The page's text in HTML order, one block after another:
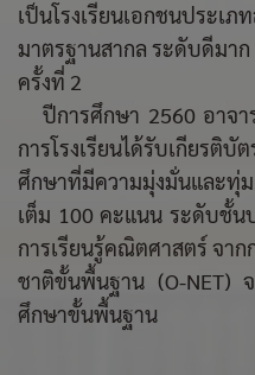
เป็นโรงเรียนเอกชนประ
มาตรฐานสากล ระดับดีมา
ครั้งที่ 2
ปีการศึกษา 2560 อาจ
การโรงเรียนได้รับเกียรติ
ศึกษาที่มีความมุ่งมั่นและทุ่
เต็ม 100 คะแนน ระดับชั้น
การเรียนรู้คณิตศาสตร์ จา
ชาติขั้นพื้นฐาน (O-NET)
ศึกษาขั้นพื้นฐาน